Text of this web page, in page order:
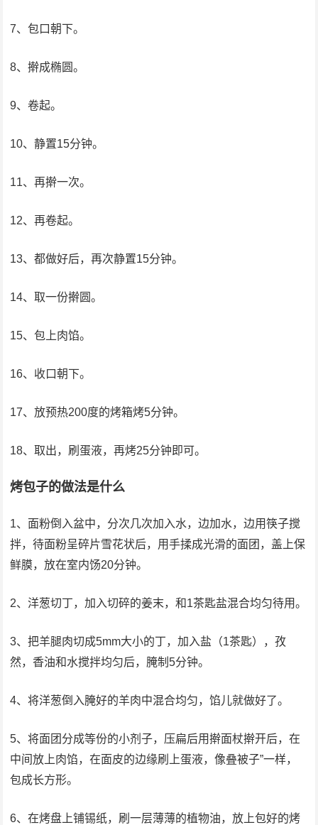
7、包口朝下。
8、擀成椭圆。
9、卷起。
10、静置15分钟。
11、再擀一次。
12、再卷起。
13、都做好后，再次静置15分钟。
14、取一份擀圆。
15、包上肉馅。
16、收口朝下。
17、放预热200度的烤箱烤5分钟。
18、取出，刷蛋液，再烤25分钟即可。
烤包子的做法是什么
1、面粉倒入盆中，分次几次加入水，边加水，边用筷子搅
拌，待面粉呈碎片雪花状后，用手揉成光滑的面团，盖上保
鲜膜，放在室内饧20分钟。
2、洋葱切丁，加入切碎的姜末，和1茶匙盐混合均匀待用。
3、把羊腿肉切成5mm大小的丁，加入盐（1茶匙），孜
然，香油和水搅拌均匀后，腌制5分钟。
4、将洋葱倒入腌好的羊肉中混合均匀，馅儿就做好了。
5、将面团分成等份的小剂子，压扁后用擀面杖擀开后，在
中间放上肉馅，在面皮的边缘刷上蛋液，像叠被子”一样，
包成长方形。
6、在烤盘上铺锡纸，刷一层薄薄的植物油，放上包好的烤